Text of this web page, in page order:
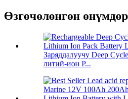
Өзгөчөлөнгөн өнүмдөр
Заряддалуучу Deep
литий-ион P...